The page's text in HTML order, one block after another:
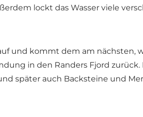
lockt das Wasser viele
und kommt dem am nächsten,
in den Randers Fjord
später auch Backsteine und